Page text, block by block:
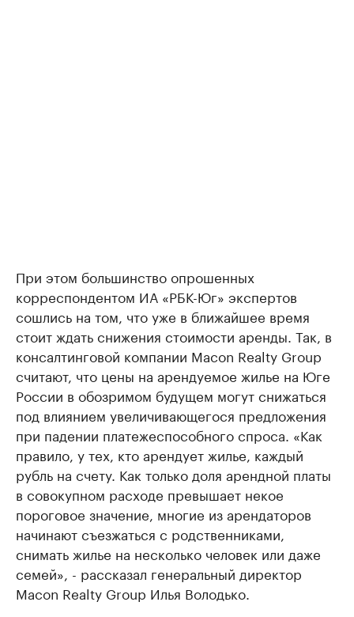
При этом большинство опрошенных
корреспондентом ИА «РБК-Юг» экспертов
сошлись на том, что уже в ближайшее время
стоит ждать снижения стоимости аренды. Так, в
консалтинговой компании Macon Realty Group
считают, что цены на арендуемое жилье на Юге
России в обозримом будущем могут снижаться
под влиянием увеличивающегося предложения
при падении платежеспособного спроса. «Как
правило, у тех, кто арендует жилье, каждый
рубль на счету. Как только доля арендной платы
в совокупном расходе превышает некое
пороговое значение, многие из арендаторов
начинают съезжаться с родственниками,
снимать жилье на несколько человек или даже
семей», - рассказал генеральный директор
Macon Realty Group Илья Володько.